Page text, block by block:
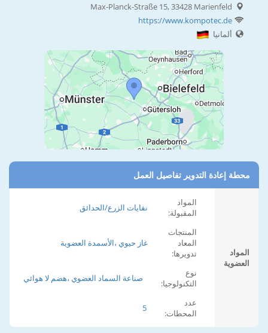
Max-Planck-Straße 15, 33428 Marienfeld
https://www.kompotec.de
ألمانيا
محطة إعادة التدوير تفاصيل العمل
المواد
العضوية
المواد
المقبولة:
نفايات الزرع/الحدائق
المنتجات
المعاد
تدويرها:
غاز حيوي ،الأسمدة العضوية
نوع
التكنولوجيا:
صناعة السماد العضوي ،هضم لا هوائي
عدد
المحطات:
5